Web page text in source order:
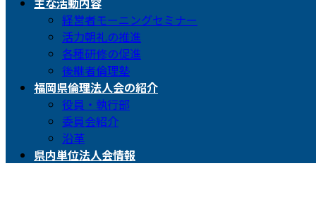
経営者モーニングセミナー
活力朝礼の推進
各種研修の促進
後継者倫理塾
福岡県倫理法人会の紹介
役員・執行部
委員会紹介
沿革
県内単位法人会情報